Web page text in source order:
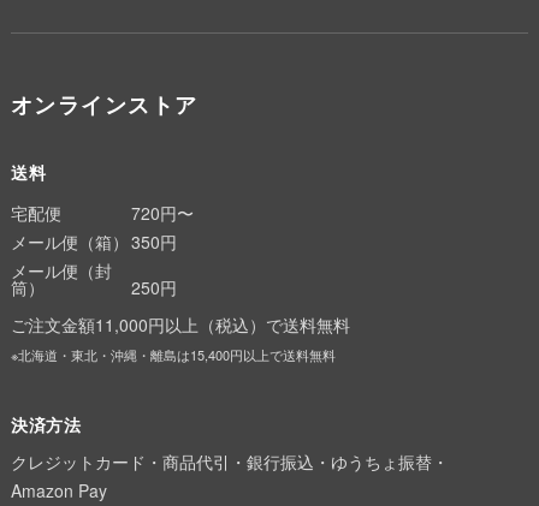
オンラインストア
送料
宅配便
720円〜
メール便（箱） 350円
メール便（封
筒）
250円
ご注文金額11,000円以上（税込）で送料無料
※北海道・東北・沖縄・離島は15,400円以上で送料無料
決済方法
クレジットカード・商品代引・銀行振込・ゆうちょ振替・
Amazon Pay